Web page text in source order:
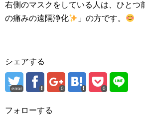
右側のマスクをしている人は、ひとつ
の痛みの遠隔浄化
」の方です。
シェアする
error 0 0
フォローする